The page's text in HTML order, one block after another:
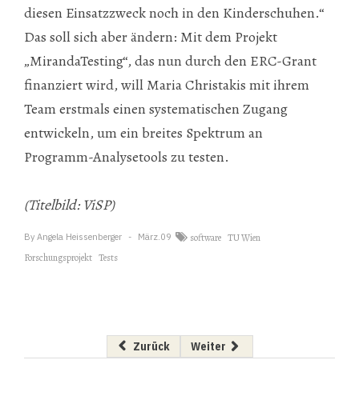
diesen Einsatzzweck noch in den Kinderschuhen.“
Das soll sich aber ändern: Mit dem Projekt
„MirandaTesting“, das nun durch den ERC-Grant
finanziert wird, will Maria Christakis mit ihrem
Team erstmals einen systematischen Zugang
entwickeln, um ein breites Spektrum an
Programm-Analysetools zu testen.​
(Titelbild: ViSP)
By Angela Heissenberger März.09 software TU Wien
Forschungsprojekt Tests
Vorheriger Beitrag: Neues Geschäftsführer-
Zurück Nächster Beitrag: UX -
Weiter